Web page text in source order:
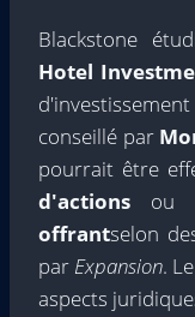
Blackstone
Hotel
conseillé par
pourrait être
d'actions ou
offrantselon
par Expansion.
aspects